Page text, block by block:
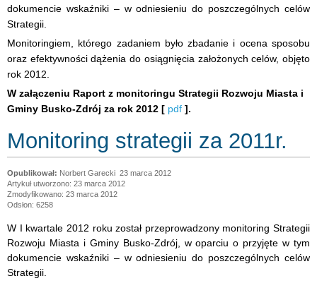
dokumencie wskaźniki – w odniesieniu do poszczególnych celów
Strategii.
Monitoringiem, którego zadaniem było zbadanie i ocena sposobu
oraz efektywności dążenia do osiągnięcia założonych celów, objęto
rok 2012.
W załączeniu Raport z monitoringu Strategii Rozwoju Miasta i
Gminy Busko-Zdrój za rok 2012 [ pdf ].
Monitoring strategii za 2011r.
Norbert Garecki 23 marca 2012
Artykuł utworzono: 23 marca 2012
Zmodyfikowano: 23 marca 2012
Odsłon: 6258
W I kwartale 2012 roku został przeprowadzony monitoring Strategii
Rozwoju Miasta i Gminy Busko-Zdrój, w oparciu o przyjęte w tym
dokumencie wskaźniki – w odniesieniu do poszczególnych celów
Strategii.